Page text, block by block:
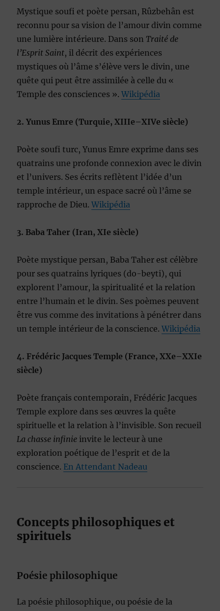
Mystique soufi et poète persan, Rûzbehân est
reconnu pour sa vision de l’amour divin comme
une lumière intérieure. Dans son Traité de
l’Esprit Saint, il décrit des expériences
mystiques où l’âme s’élève vers le divin, une
quête qui peut être assimilée à celle du «
Temple des consciences ».Wikipédia
2. Yunus Emre (Turquie, XIIIe–XIVe siècle)
Poète soufi turc, Yunus Emre exprime dans ses
quatrains une profonde connexion avec le divin
et l’univers. Ses écrits reflètent l’idée d’un
temple intérieur, un espace sacré où l’âme se
rapproche de Dieu.Wikipédia
3. Baba Taher (Iran, XIe siècle)
Poète mystique persan, Baba Taher est célèbre
pour ses quatrains lyriques (do-beyti), qui
explorent l’amour, la spiritualité et la relation
entre l’humain et le divin. Ses poèmes peuvent
être vus comme des invitations à pénétrer dans
un temple intérieur de la conscience.Wikipédia
4. Frédéric Jacques Temple (France, XXe–XXIe
siècle)
Poète français contemporain, Frédéric Jacques
Temple explore dans ses œuvres la quête
spirituelle et la relation à l’invisible. Son recueil
La chasse infinie invite le lecteur à une
exploration poétique de l’esprit et de la
conscience. En Attendant Nadeau
Concepts philosophiques et
spirituels
Poésie philosophique
La poésie philosophique, ou poésie de la